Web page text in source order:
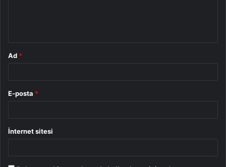
Ad *
E-posta *
İnternet sitesi